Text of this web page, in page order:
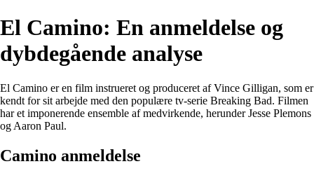
El Camino: En anmeldelse og
dybdegående analyse
El Camino er en film instrueret og produceret af Vince Gilligan, som er
kendt for sit arbejde med den populære tv-serie Breaking Bad. Filmen
har et imponerende ensemble af medvirkende, herunder Jesse Plemons
og Aaron Paul.
Camino anmeldelse